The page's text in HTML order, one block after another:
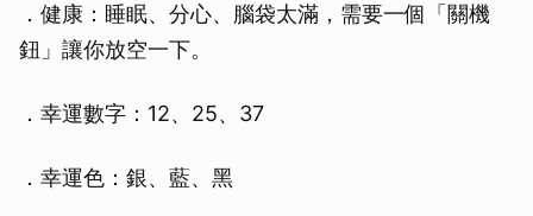
．健康：睡眠、分心、腦袋太滿，需要一個「關機
鈕」讓你放空一下。
．幸運數字：12、25、37
．幸運色：銀、藍、黑